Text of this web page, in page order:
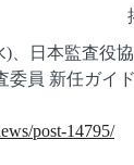
、日本監査役
委員 新任ガイ
post-14795/